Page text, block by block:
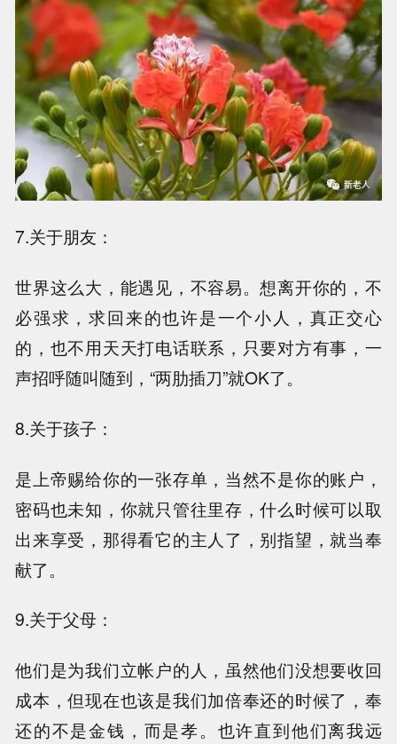
7.关于朋友：
世界这么大，能遇见，不容易。想离开你的，不
必强求，求回来的也许是一个小人，真正交心
的，也不用天天打电话联系，只要对方有事，一
声招呼随叫随到，“两肋插刀”就OK了。
8.关于孩子：
是上帝赐给你的一张存单，当然不是你的账户，
密码也未知，你就只管往里存，什么时候可以取
出来享受，那得看它的主人了，别指望，就当奉
献了。
9.关于父母：
他们是为我们立帐户的人，虽然他们没想要收回
成本，但现在也该是我们加倍奉还的时候了，奉
还的不是金钱，而是孝。也许直到他们离我远